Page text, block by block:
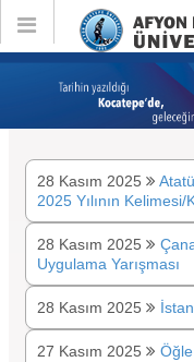
Toggle
Kasım 2025
28 Kasım 2025
2025 Yılının Kelimesi/
28 Kasım 2025
Uygulama Yarışması
28 Kasım 2025
27 Kasım 2025